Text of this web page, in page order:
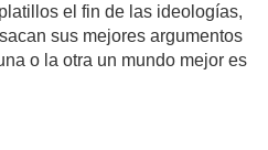
el fin de las ideologías,
sus mejores argumentos
o la otra un mundo mejor es